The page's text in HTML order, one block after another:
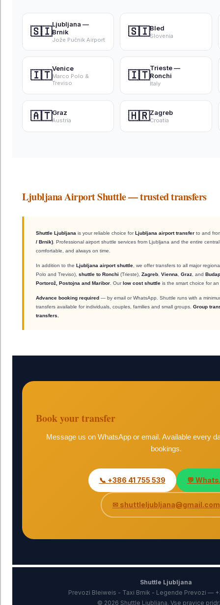
🇸🇮
Ljubljana —
Brnik
Jože Pučnik Airport
🇸🇮Bled
Slovenia
🇮🇹
Venice
Marco Polo &
Treviso
🇮🇹
Trieste —
Ronchi
Italy
🇦🇹Graz
Austria 🇭🇷Zagreb
Croatia
Ljubljana Airport Shuttle — trusted transfers
Shuttle Ljubljana is your reliable choice forLjubljana airport transfer to and
/ Brnik) . Professional airport shuttle services from Ljubljana and the entire
comfortable, and always on time.
In addition to the Ljubljana airport shuttle , we offer transfers to all major
Polo and Treviso), shuttle to Ronchi (Trieste), Zagreb Vienna Graz , and
Portorož, Postojna and Maribor . Ourlow cost shuttle is the smart choice for
Advance booking required — by email or WhatsApp. Shuttle runs with a
transfers available for individuals, couples, families and small groups. Group
transfers.
Book your transfer
Message us on WhatsApp or email. Available every
bookings.
📞 +386 41 755 539 💬
✉ shuttleljubljana@gmail.com
Shuttle Ljubljana
Prevozi Bleiweis - Taxi Brnik - Legende Prevozi —
© 2026 Shuttle Ljubljana. Vse pravice